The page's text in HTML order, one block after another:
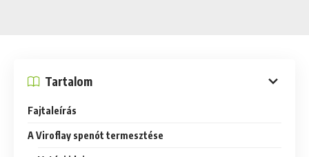
Tartalom
Fajtaleírás
A Viroflay spenót termesztése